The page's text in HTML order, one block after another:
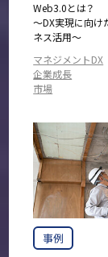
Web3.0とは？
～DX実現に向け
ネス活用～
マネジメントDX
企業成長
市場
事例